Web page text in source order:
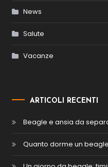
News
Salute
Vacanze
ARTICOLI RECENTI
Beagle e ansia da
Quanto dorme un